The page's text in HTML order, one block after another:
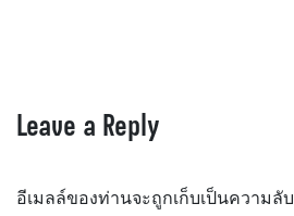
Leave a Reply
อีเมลล์ของท่านจะถูกเก็บเป็นความลับ